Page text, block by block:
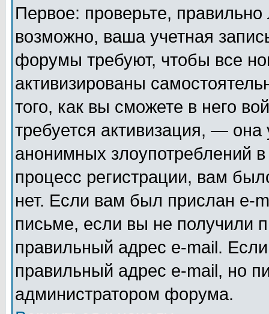
Первое: проверьте,
возможно, ваша учетная
форумы требуют, чтобы все
активизированы
того, как вы сможете в него
требуется активизация, —
анонимных злоупотреблений
процесс регистрации, вам
нет. Если вам был прислан e-
письме, если вы не получили
правильный адрес e-mail.
правильный адрес e-mail, но
администратором форума.